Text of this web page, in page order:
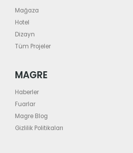
Mağaza
Hotel
Dizayn
Tüm Projeler
MAGRE
Haberler
Fuarlar
Magre Blog
Gizlilik Politikaları